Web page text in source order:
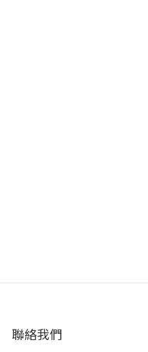
聯絡我們